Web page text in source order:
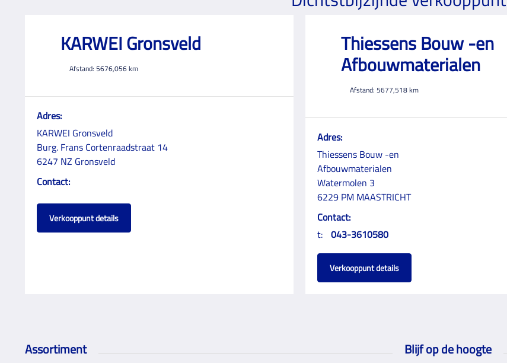
KARWEI Gronsveld
Afstand: 5676,056km
Adres:
KARWEI Gronsveld
Burg. Frans Cortenraadstraat 14
6247 NZ Gronsveld
Contact:
Verkooppunt details
Thiessens Bouw -en
Afbouwmaterialen
Afstand: 5677,518km
Adres:
Thiessens Bouw -en
Afbouwmaterialen
Watermolen 3
6229 PM MAASTRICHT
Contact:
t: 043-3610580
Verkooppunt details
Assortiment Blijf op de hoogte